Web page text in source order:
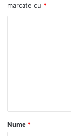
marcate cu *
a
r
Nume *